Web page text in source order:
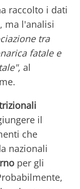
raccolto i dati
ma l'analisi
tra
fatale e
al
il
che
nazionali
per gli